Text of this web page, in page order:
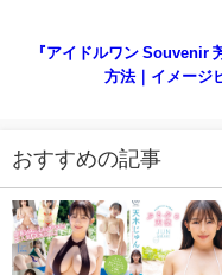
『アイドルワン Souvenir
方法｜イメージ
おすすめの記事